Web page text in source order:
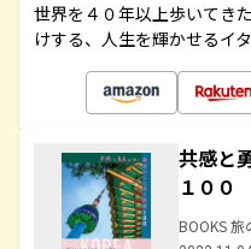
世界を４０年以上歩いてき
けする、人生を輝かせるイ
共感と
１００
BOOKS